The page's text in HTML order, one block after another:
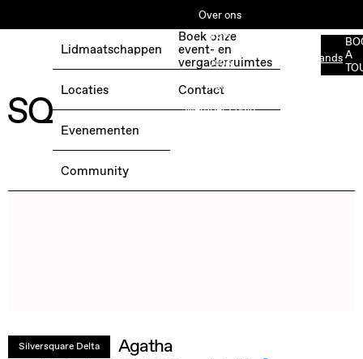
BOEK EEN GRATIS TESTDAG →
Over ons
ESG
Jobs
Media
Member Login
Nederlands
Lidmaatschappen
Locaties
Evenementen
Community
Boek onze
event- en
vergaderruimtes
Contact
A
Silversquare Delta Agatha